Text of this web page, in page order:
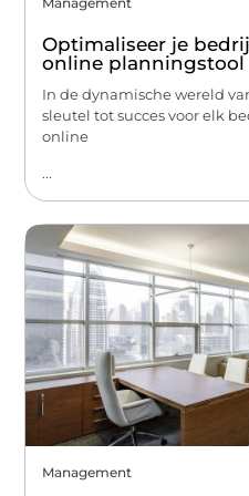
Optimaliseer je
online planningstool
In de dynamische wereld
sleutel tot succes voor elk
online
...
Management